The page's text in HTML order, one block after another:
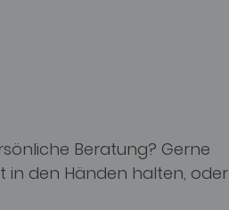
Beratung? Gerne
in den Händen halten, oder